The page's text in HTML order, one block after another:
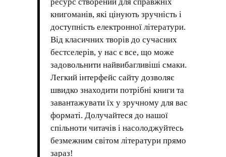
книгоманів, які цінують зручність і
доступність електронної літератури.
Від класичних творів до сучасних
бестселерів, у нас є все, що може
задовольнити найвибагливіші смаки.
Легкий інтерфейс сайту дозволяє
швидко знаходити потрібні книги та
завантажувати їх у зручному для вас
форматі. Долучайтеся до нашої
спільноти читачів і насолоджуйтесь
безмежним світом літератури прямо
зараз!